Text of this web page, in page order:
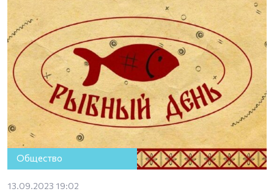
Общество
13.09.2023 19:02